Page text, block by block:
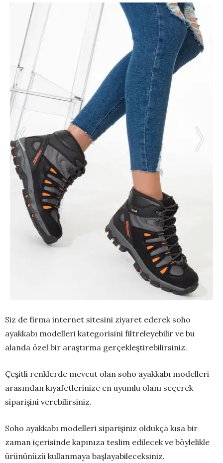
Siz de firma internet sitesini ziyaret ederek soho
ayakkabı modelleri kategorisini filtreleyebilir ve bu
alanda özel bir araştırma gerçekleştirebilirsiniz.
Çeşitli renklerde mevcut olan soho ayakkabı modelleri
arasından kıyafetlerinize en uyumlu olanı seçerek
siparişini verebilirsiniz.
Soho ayakkabı modelleri siparişiniz oldukça kısa bir
zaman içerisinde kapınıza teslim edilecek ve böylelikle
ürününüzü kullanmaya başlayabileceksiniz.